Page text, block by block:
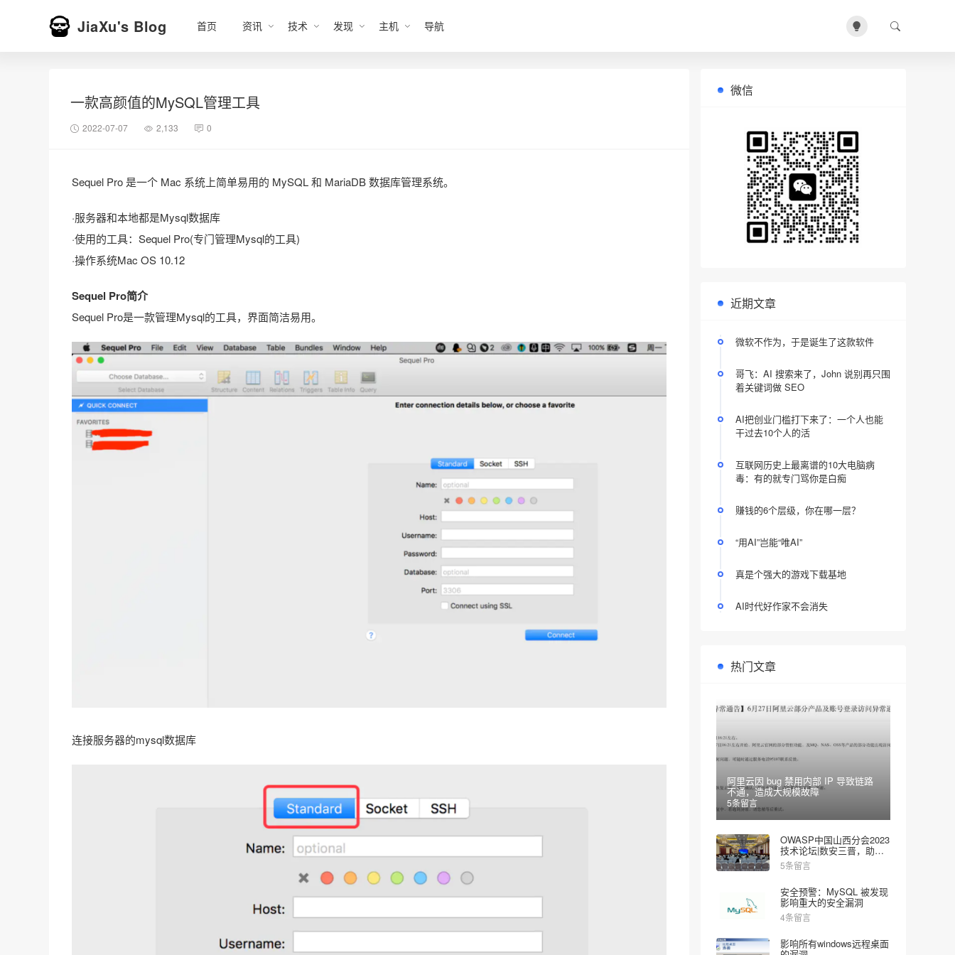
JiaXu's Blog 首页 资讯 技术 发现 主机 导航
一款高颜值的MySQL管理工具
2022-07-07 2,133 0
Sequel Pro 是一个 Mac 系统上简单易用的 MySQL 和 MariaDB 数据库管理系统。
·服务器和本地都是Mysql数据库
·使用的工具：Sequel Pro(专门管理Mysql的工具)
·操作系统Mac OS 10.12
Sequel Pro简介
Sequel Pro是一款管理Mysql的工具，界面简洁易用。
连接服务器的mysql数据库
微信
近期文章
微软不作为，于是诞生了这款软件
哥飞：AI 搜索来了，John 说别再只围
着关键词做 SEO
AI把创业门槛打下来了：一个人也能
干过去10个人的活
互联网历史上最离谱的10大电脑病
毒：有的就专门骂你是白痴
赚钱的6个层级，你在哪一层？
“用AI”岂能“唯AI”
真是个强大的游戏下载基地
AI时代好作家不会消失
热门文章
阿里云因 bug 禁用内部 IP 导致链路
不通，造成大规模故障
5条留言
OWASP中国山西分会2023
技术论坛|数安三晋，助力
网安
5条留言
安全预警：MySQL 被发现
影响重大的安全漏洞
4条留言
影响所有windows远程桌面